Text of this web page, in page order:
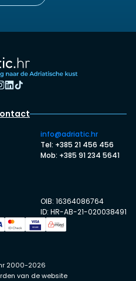
info@adriatic.hr
Tel: +385 21 456 456
Mob: +385 91 234 5641
OIB: 16364086764
ID: HR-AB-21-020038491
2000-2026
van de website